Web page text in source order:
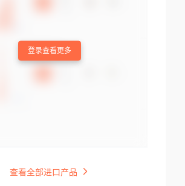
登录查看更多
查看全部进口产品